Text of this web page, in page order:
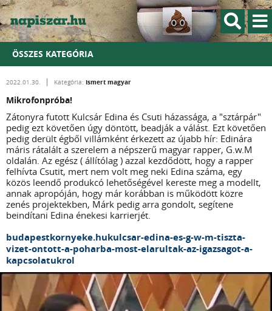
ÖSSZES KATEGÓRIA
2022.01.30. Kategória: Ismert magyar
Mikrofonpróba!
Zátonyra futott Kulcsár Edina és Csuti házassága, a "sztárpár"
pedig ezt követően úgy döntött, beadják a válást. Ezt követően
pedig derült égből villámként érkezett az újabb hír: Edinára
máris rátalált a szerelem a népszerű magyar rapper, G.w.M
oldalán. Az egész ( állítólag ) azzal kezdődött, hogy a rapper
felhívta Csutit, mert nem volt meg neki Edina száma, egy
közös leendő produkcó lehetőségével kereste meg a modellt,
annak apropóján, hogy már korábban is működött közre
zenés projektekben, Márk pedig arra gondolt, segítene
beindítani Edina énekesi karrierjét.
budapestkornyeke.hukulcsar-edina-es-g-w-m-tiszta-
vizet-ontott-a-poharba-most-elarultak-az-igazsagot-a-
kapcsolatukrol